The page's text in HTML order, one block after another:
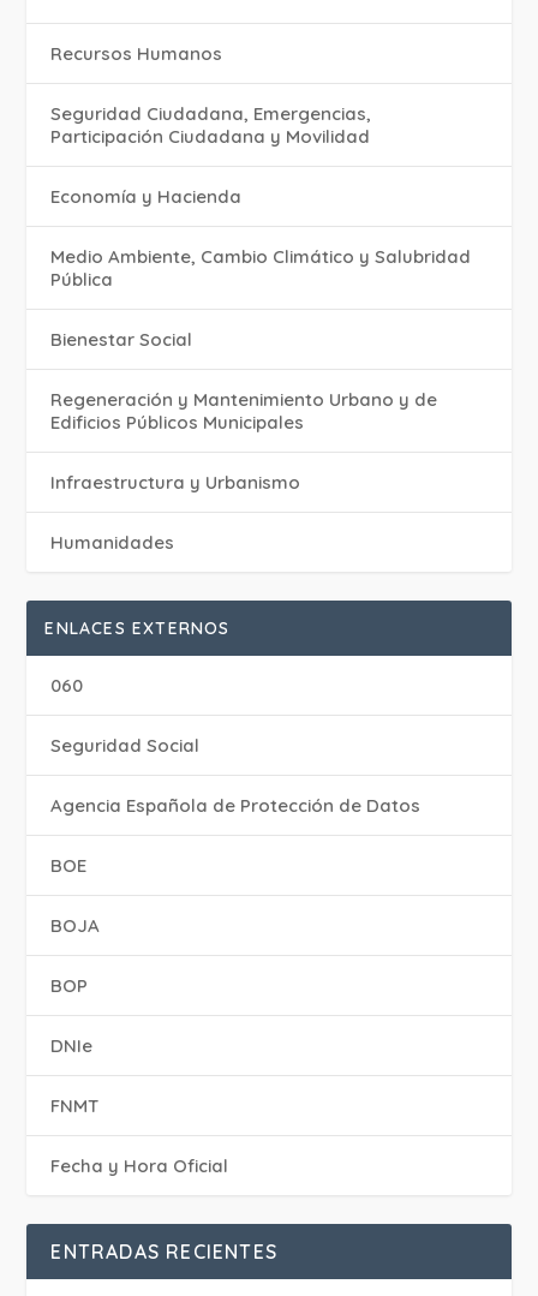
Recursos Humanos
Seguridad Ciudadana, Emergencias,
Participación Ciudadana y Movilidad
Economía y Hacienda
Medio Ambiente, Cambio Climático y Salubridad
Pública
Bienestar Social
Regeneración y Mantenimiento Urbano y de
Edificios Públicos Municipales
Infraestructura y Urbanismo
Humanidades
ENLACES EXTERNOS
060
Seguridad Social
Agencia Española de Protección de Datos
BOE
BOJA
BOP
DNIe
FNMT
Fecha y Hora Oficial
ENTRADAS RECIENTES